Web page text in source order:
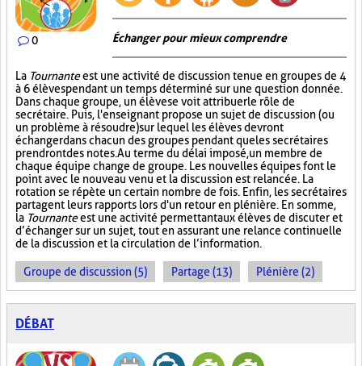
0 Échanger pour mieux comprendre
La Tournanteest une activité de discussion tenue en groupes de 4
à 6 élèves pendant un temps déterminé sur une question donnée.
Dans chaque groupe, un élève se voit attribuer le rôle de
secrétaire. Puis, l'enseignant propose un sujet de discussion (ou
un problème à résoudre) sur lequel les élèves devront
échanger dans chacun des groupes pendant que les secrétaires
prendront des notes. Au terme du délai imposé, un membre de
chaque équipe change de groupe. Les nouvelles équipes font le
point avec le nouveau venu et la discussion est relancée. La
rotation se répète un certain nombre de fois. Enfin, les secrétaires
partagent leurs rapports lors d'un retour en plénière. En somme,
la Tournanteest une activité permettant aux élèves de discuter et
d’échanger sur un sujet, tout en assurant une relance continuelle
de la discussion et la circulation de l’information.
Groupe de discussion (5) Partage (13) Plénière (2)
DÉBAT